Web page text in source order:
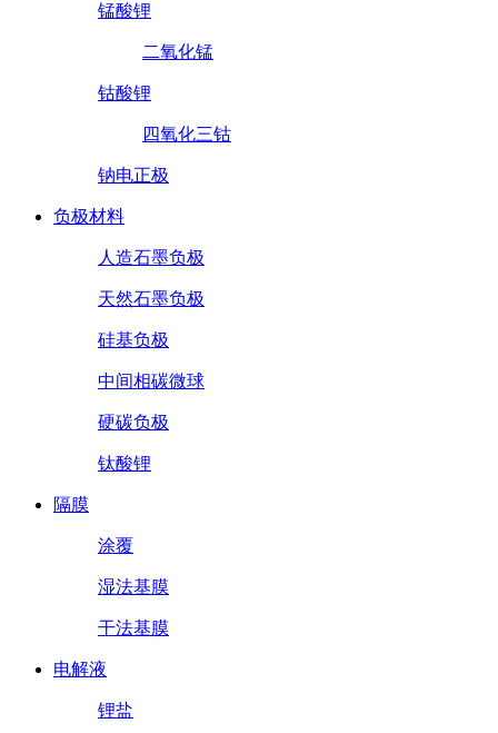
锰酸锂
二氧化锰
钴酸锂
四氧化三钴
钠电正极
负极材料
人造石墨负极
天然石墨负极
硅基负极
中间相碳微球
硬碳负极
钛酸锂
隔膜
涂覆
湿法基膜
干法基膜
电解液
锂盐